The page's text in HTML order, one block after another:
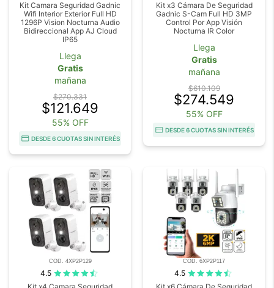
Kit Camara Seguridad Gadnic
Wifi Interior Exterior Full HD
1296P Vision Nocturna Audio
Bidireccional App AJ Cloud
IP65
Llega
Gratis
mañana
$270.331
$121.649
55% OFF
DESDE 6 CUOTAS SIN INTERÉS
Kit x3 Cámara De Seguridad
Gadnic S-Cam Full HD 3MP
Control Por App Visión
Nocturna IR Color
Llega
Gratis
mañana
$610.109
$274.549
55% OFF
DESDE 6 CUOTAS SIN INTERÉS
COD. 4XP2P129
4.5
COD. 6XP2P117
4.5